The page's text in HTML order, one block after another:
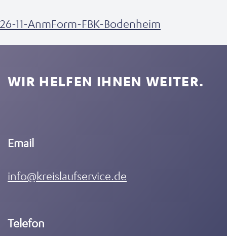
26-11-AnmForm-FBK-Bodenheim
WIR HELFEN IHNEN WEITER.
Email
info@kreislaufservice.de
Telefon